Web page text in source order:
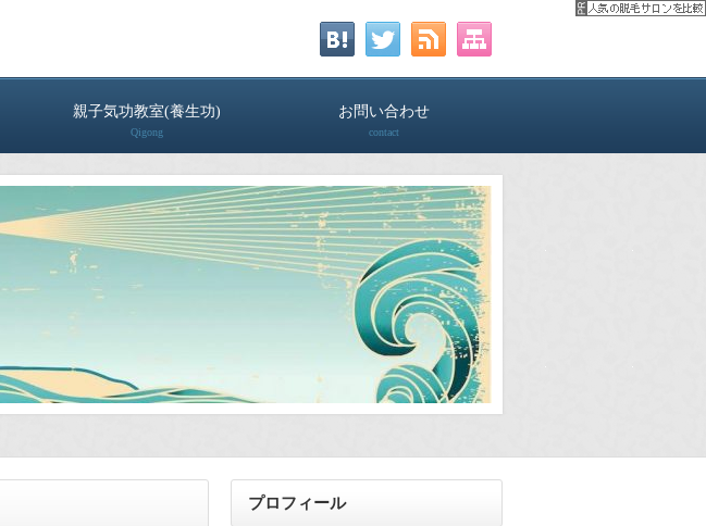
親子気功教室(養生功)
Qigong
お問い合わせ
contact
プロフィール